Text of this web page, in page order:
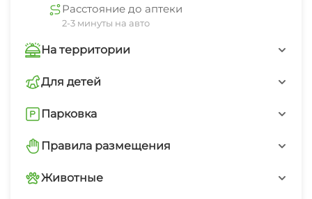
Расстояние до аптеки
2-3 минуты на авто
На территории
Мангал
Бассейн
Для детей
Детская площадка
Парковка
Парковка перед отелем
Правила размещения
Запрещено курить в номерах
Животные